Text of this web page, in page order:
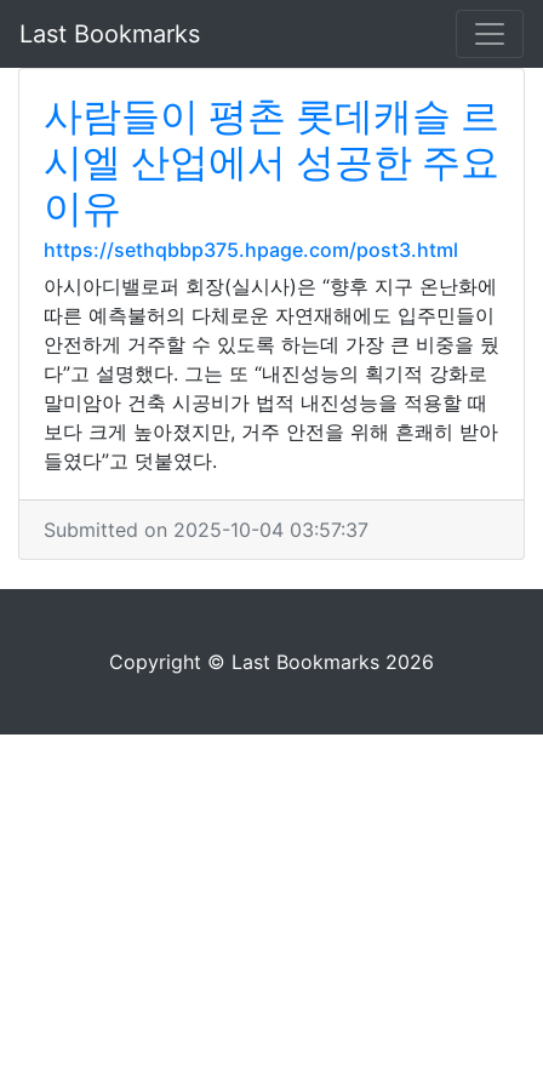
Last Bookmarks
사람들이 평촌 롯데캐슬 르
시엘 산업에서 성공한 주요
이유
https://sethqbbp375.hpage.com/post3.html
아시아디밸로퍼 회장(실시사)은 “향후 지구 온난화에
따른 예측불허의 다체로운 자연재해에도 입주민들이
안전하게 거주할 수 있도록 하는데 가장 큰 비중을 뒀
다”고 설명했다. 그는 또 “내진성능의 획기적 강화로
말미암아 건축 시공비가 법적 내진성능을 적용할 때
보다 크게 높아졌지만, 거주 안전을 위해 흔쾌히 받아
들였다”고 덧붙였다.
Submitted on 2025-10-04 03:57:37
Copyright © Last Bookmarks 2026